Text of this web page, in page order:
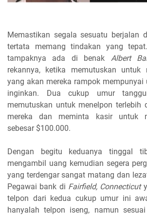
Memastikan segala sesuatu berjalan
tertata memang tindakan yang
tampaknya ada di benak Albert
rekannya, ketika memutuskan untuk
yang akan mereka rampok mempunyai
inginkan. Dua cukup umur
memutuskan untuk menelpon terlebih
mereka dan meminta kasir untuk
sebesar $100.000.
Dengan begitu keduanya tinggal
mengambil uang kemudian segera
yang terdengar sangat matang dan
Pegawai bank di Fairfield, Connecticut
telpon dari kedua cukup umur ini
hanyalah telpon iseng, namun sesuai